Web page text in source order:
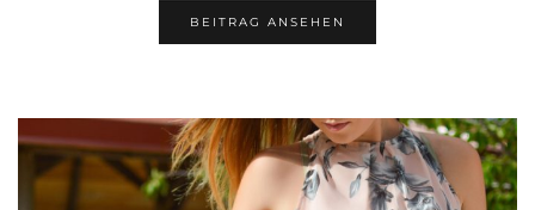
BEITRAG ANSEHEN